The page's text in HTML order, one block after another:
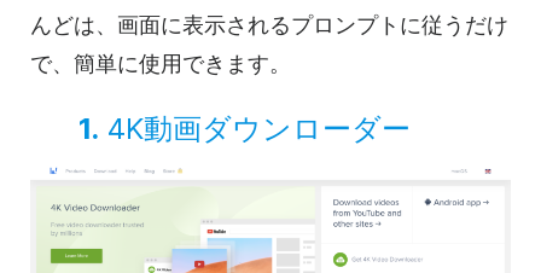
んどは、画面に表示されるプロンプトに従うだけ
で、簡単に使用できます。
1. 4K動画ダウンローダー